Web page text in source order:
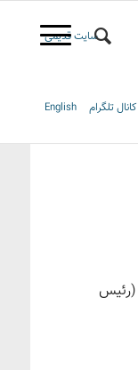
سایت قدیمی
کانال تلگرام English
(رئیس